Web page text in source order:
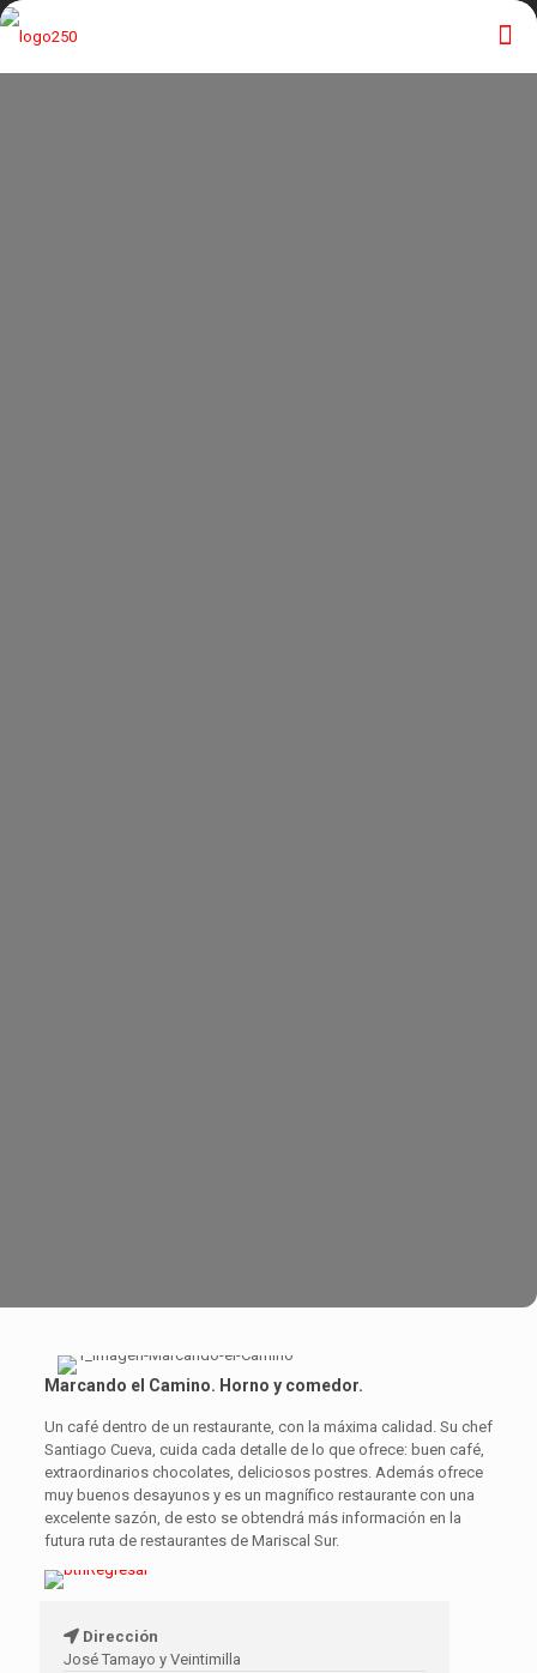
Marcando el Camino. Horno y comedor.
Un café dentro de un restaurante, con la máxima calidad. Su chef
Santiago Cueva, cuida cada detalle de lo que ofrece: buen café,
extraordinarios chocolates, deliciosos postres. Además ofrece
muy buenos desayunos y es un magnífico restaurante con una
excelente sazón, de esto se obtendrá más información en la
futura ruta de restaurantes de Mariscal Sur.
Dirección
José Tamayo y Veintimilla